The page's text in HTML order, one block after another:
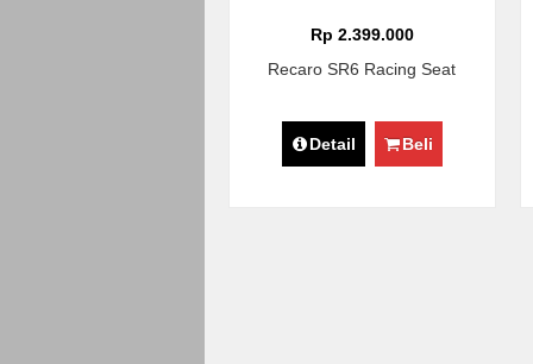
Rp 2.399.000
Recaro SR6 Racing Seat
Detail Beli